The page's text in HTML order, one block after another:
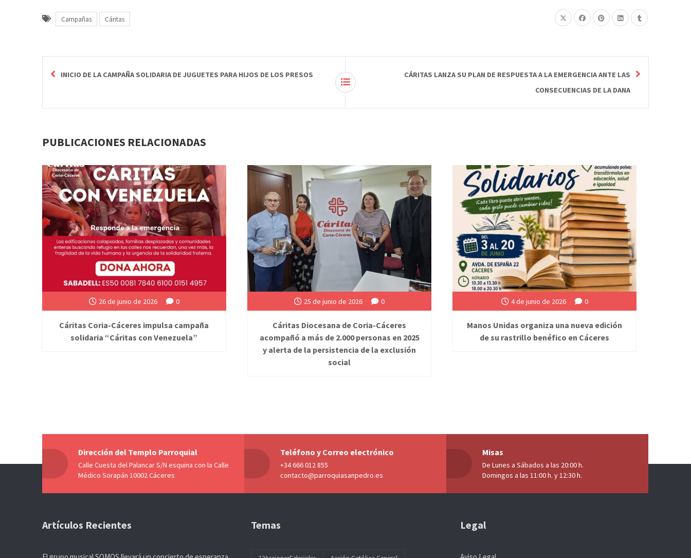
Campañas Cáritas
INICIO DE LA CAMPAÑA SOLIDARIA DE JUGUETES PARA HIJOS DE LOS PRESOS
CÁRITAS LANZA SU PLAN DE RESPUESTA A LA EMERGENCIA ANTE LAS
CONSECUENCIAS DE LA DANA
PUBLICACIONES RELACIONADAS
26 de junio de 2026 0
Cáritas Coria-Cáceres impulsa campaña
solidaria “Cáritas con Venezuela”
25 de junio de 2026 0
Cáritas Diocesana de Coria-Cáceres
acompañó a más de 2.000 personas en 2025
y alerta de la persistencia de la exclusión
social
4 de junio de 2026 0
Manos Unidas organiza una nueva edición
de su rastrillo benéfico en Cáceres
Dirección del Templo Parroquial
Calle Cuesta del Palancar S/N esquina con la Calle
Médico Sorapán 10002 Cáceres
Teléfono y Correo electrónico
+34 666 012 855
contacto@parroquiasanpedro.es
Misas
De Lunes a Sábados a las 20:00 h.
Domingos a las 11:00 h. y 12:30 h.
Artículos Recientes Temas Legal